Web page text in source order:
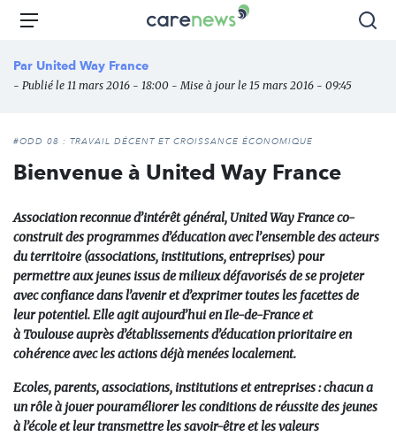
Aller
principal
Carenews,
des
l'engagement
Menu
Par United Way France
- Publié le 11 mars 2016 - 18:00 - Mise à jour le 15 mars 2016 - 09:45
#ODD 08 : TRAVAIL DÉCENT ET CROISSANCE ÉCONOMIQUE
Bienvenue à United Way France
Association reconnue d’intérêt général, United Way Franceco-
construit des programmes d’éducationavec l’ensemble des acteurs
du territoire(associations, institutions, entreprises) pour
permettre aux jeunes issus de milieux défavorisés de se projeter
avec confiance dans l’avenir et d’exprimer toutes les facettes de
leur potentiel. Elle agit aujourd’hui enIle-de-Franceet
àToulouseauprès d’établissements d’éducation prioritaire en
cohérence avec les actions déjà menées localement.
Ecoles, parents, associations, institutions et entreprises : chacun a
un rôle à jouer pouraméliorer les conditions de réussite des jeunes
à l’écoleet leur transmettre les savoir-être et les valeurs